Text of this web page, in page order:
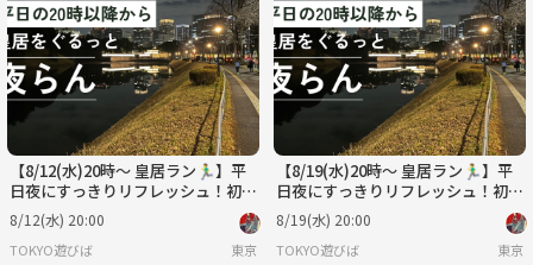
【8/12(水)20時〜 皇居ラン🏃‍♂️】平
日夜にすっきりリフレッシュ！初心
者＆おひとり様歓迎✨
8/12(水) 20:00
TOKYO遊びば 東京
【8/19(水)20時〜 皇居ラン🏃‍♂️】平
日夜にすっきりリフレッシュ！初心
者＆おひとり様歓迎✨
8/19(水) 20:00
TOKYO遊びば 東京